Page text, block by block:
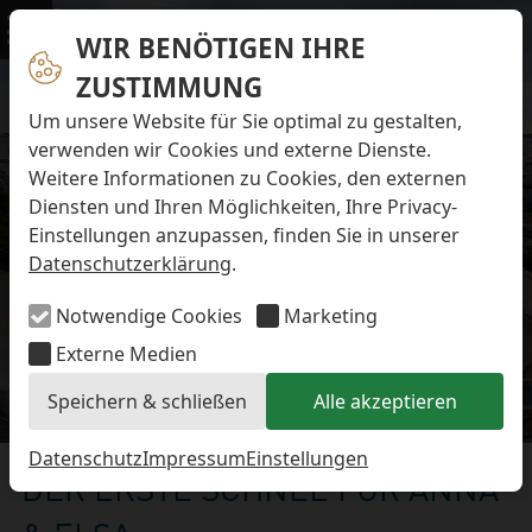
WIR BENÖTIGEN IHRE
ZUSTIMMUNG
Um unsere Website für Sie optimal zu gestalten,
verwenden wir Cookies und externe Dienste.
Weitere Informationen zu Cookies, den externen
Diensten und Ihren Möglichkeiten, Ihre Privacy-
Einstellungen anzupassen, finden Sie in unserer
Datenschutzerklärung.
Notwendige Cookies
Marketing
Externe Medien
Speichern & schließen
Alle akzeptieren
DatenschutzImpressumEinstellungen
Menü
Navigation überspringen
Preise & Infos
Öffnungs- und Fütterungszeiten
Eintrittspreise
Aktuelles
Alle Meldungen
Eisbären-Nachwuchs Anna & Elsa
Eisbären-Nachwuchs Lale & Lili
FAQ zum Tod des Schimpansen-Jungtiers
Newsletter
Bildungsletter
Barrierefreier Zoo
Hausordnung
Arbeiten im Zoo
Ausbildung zur Zootierpflegerin/zum Zootierpfleger
Freiwilliges ökologisches Jahr (FÖJ)
Mitarbeiter:in (w/m/d) auf Minijob-Basis
Patenschaften
Förderverein
Eisbären-Nachwuchs
DER ERSTE SCHNEE FÜR ANNA